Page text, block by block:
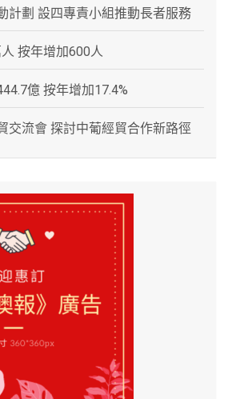
計劃 設四專責小組推動長者服務
按年增加600人
億 按年增加17.4%
交流會 探討中葡經貿合作新路徑